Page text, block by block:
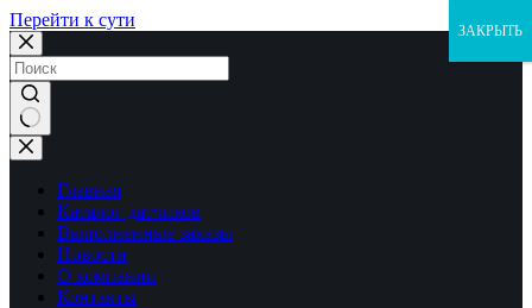
Перейти к сути
Ничего
не
найденоГлавная
Каталог датчиков
Выполненные заказы
Новости
О компании
Контакты
ЗАКРЫТЬ